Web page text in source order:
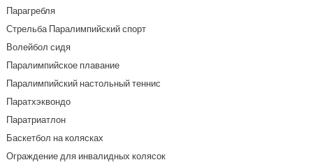
Парагребля
Стрельба Паралимпийский спорт
Волейбол сидя
Паралимпийское плавание
Паралимпийский настольный теннис
Паратхэквондо
Паратриатлон
Баскетбол на колясках
Ограждение для инвалидных колясок